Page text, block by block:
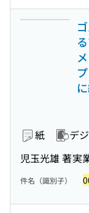
紙 デ
児玉光雄 著実
件名（識別子）